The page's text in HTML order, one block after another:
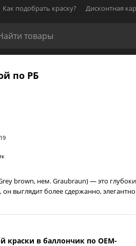
Как подобрать краску? Дисконтная
по РБ
brown, нем. Graubraun) — это
выглядит более сдержанно,
краски в баллончик по OEM-